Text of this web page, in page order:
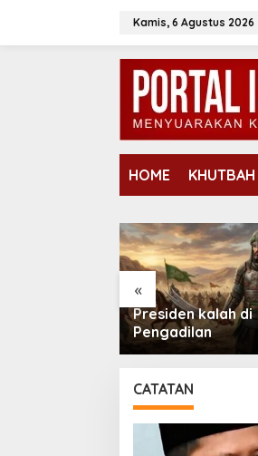
konten
Kamis, 6 Agustus 2026
HOME
«
Presiden kalah di
Pengadilan
CATATAN